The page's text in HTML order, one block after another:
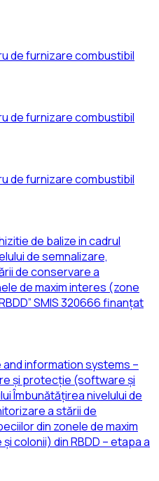
de furnizare combustibil
de furnizare combustibil
de furnizare combustibil
de balize in cadrul
de semnalizare,
de conservare a
de maxim interes (zone
SMIS 320666 finanțat
information systems –
și protecție (software și
Îmbunătățirea nivelului de
a stării de
din zonele de maxim
colonii) din RBDD – etapa a